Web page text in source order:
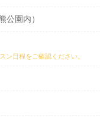
公園内）
ン日程をご確認ください。